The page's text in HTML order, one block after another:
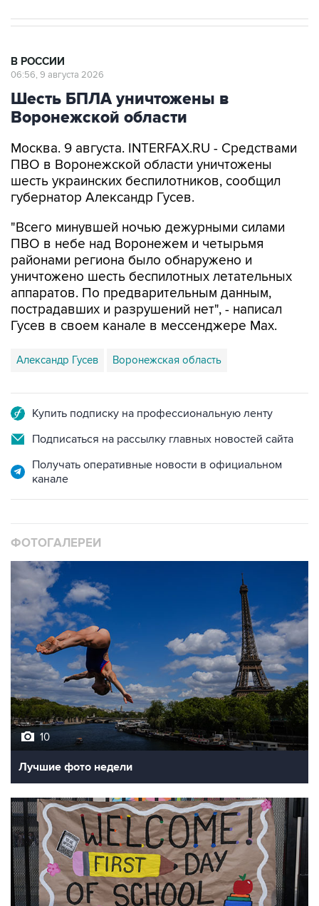
Шесть БПЛА уничтожены в
Воронежской области
Москва. 9 августа. INTERFAX.RU - Средствами
шесть украинских беспилотников, сообщил
губернатор Александр Гусев.
"Всего минувшей ночью дежурными силами
районами региона было обнаружено и
уничтожено шесть беспилотных летательных
аппаратов. По предварительным данным,
пострадавших и разрушений нет", - написал
Гусев в своем канале в мессенджере Max.
Александр Гусев Воронежская область
Подписаться на рассылку главных новостей сайта
Получать оперативные новости в официальном
10
Лучшие фото недели